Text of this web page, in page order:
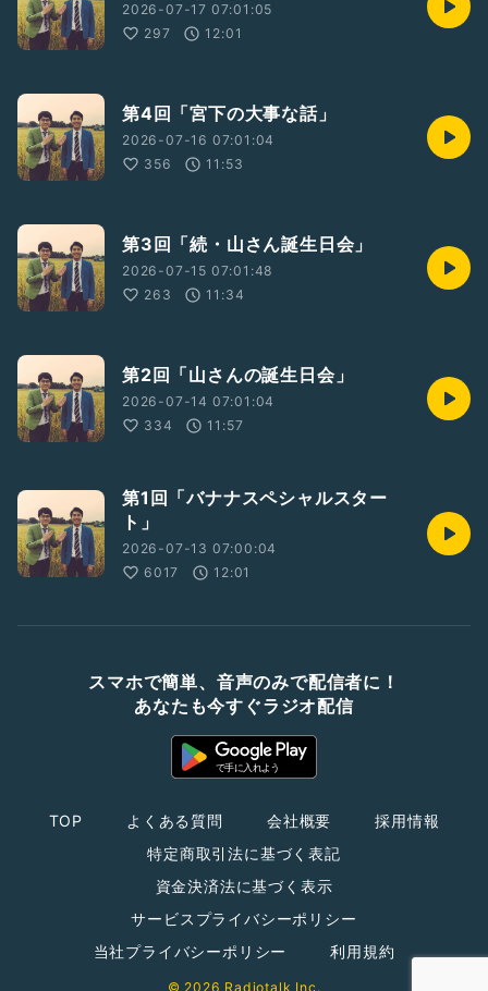
2026-07-17 07:01:05
297
12:01
第4回「宮下の大事な話」
2026-07-16 07:01:04
356
11:53
第3回「続・山さん誕生日会」
2026-07-15 07:01:48
263
11:34
第2回「山さんの誕生日会」
2026-07-14 07:01:04
334
11:57
第1回「バナナスペシャルスター
ト」
2026-07-13 07:00:04
6017
12:01
スマホで簡単、音声のみで配信者に！
あなたも今すぐラジオ配信
TOP よくある質問 会社概要
採用情報
特定商取引法に基づく表記
資金決済法に基づく表示
サービスプライバシーポリシー
当社プライバシーポリシー
利用規約
© 2026 Radiotalk Inc.